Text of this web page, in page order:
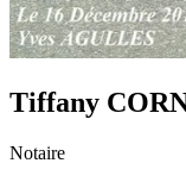
Tiffany
Notaire